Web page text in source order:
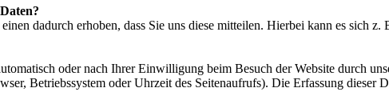
dadurch erhoben, dass Sie uns diese mitteilen. Hierbei kann es sich
oder nach Ihrer Einwilligung beim Besuch der Website durch
Betriebssystem oder Uhrzeit des Seitenaufrufs). Die Erfassung dieser